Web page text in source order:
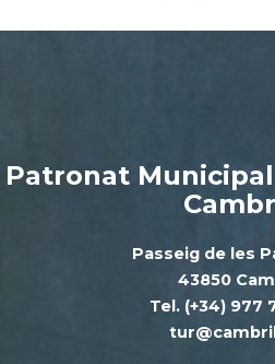
Patronat
Passeig de les
43850
Tel. (+34) 977